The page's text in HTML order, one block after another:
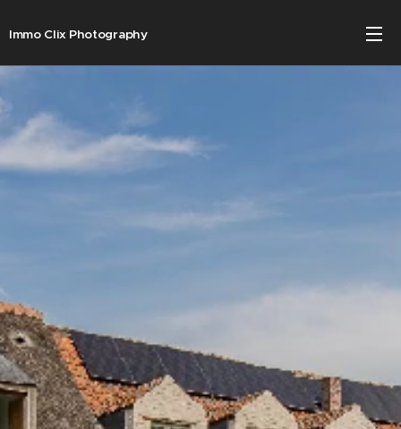
Immo Clix Photography